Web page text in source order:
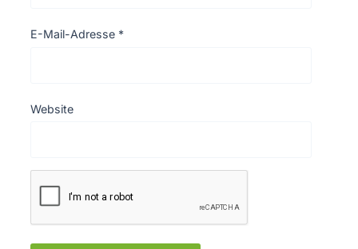
E-Mail-Adresse *
Website